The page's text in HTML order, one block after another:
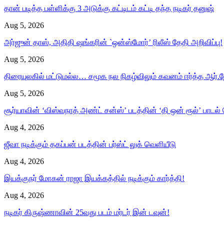
தான் படித்த பள்ளிக்கு 3 அடுக்கு கட்டிடம் கட்டி தந்த நடிகர் தனுஷ்
Aug 5, 2026
அர்ஜுன் தாஸ், அதிதி ஷங்கரின் `ஒன்ஸ்மோர்’ ரிலீஸ் தேதி அறிவிப்பு!
Aug 5, 2026
திரையுலகில் மட்டுமல்ல… சமூக நல நிகழ்விலும் கவனம் ஈர்த்த
Aug 5, 2026
சூர்யாவின் ‘விஸ்வநாத் அண்ட் சன்ஸ்’ படத்தின் ‘தி ஒன் ரூல்’ பாடல்
Aug 4, 2026
ஜீவா நடிக்கும் தகப்பன் படத்தின் பர்ஸ்ட் லுக் வெளியீடு
Aug 4, 2026
இயக்குநர் மோகன் ராஜா இயக்கத்தில் நடிக்கும் கார்த்தி!
Aug 4, 2026
நடிகர் கிருஷ்ணாவின் 25வது படம் மர்டர் இன் டவுன்!